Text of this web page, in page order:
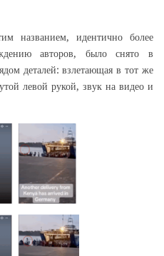
названием, идентично более
авторов, было снято в
деталей: взлетающая в тот же
левой рукой, звук на видео и